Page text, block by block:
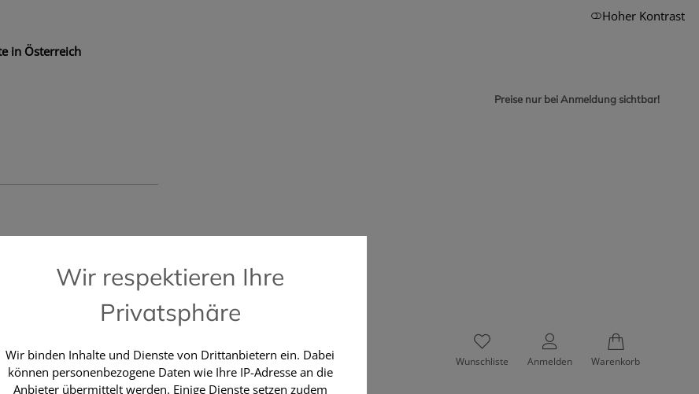
in Österreich
Preise nur bei Anmeldung sichtbar!
📞 Kostenlose Hotline +43 664 196 28 20
Hoher Kontrast
Wunschliste Anmelden Warenkorb
Wir respektieren Ihre
Privatsphäre
Wir binden Inhalte und Dienste von Drittanbietern ein. Dabei
können personenbezogene Daten wie Ihre IP-Adresse an die
Anbieter übermittelt werden. Einige Dienste setzen zudem